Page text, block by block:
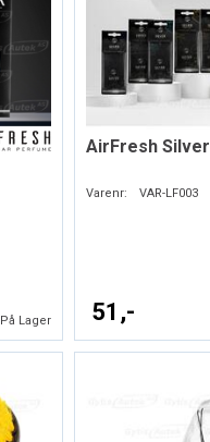
På Lager
AirFresh Silver
Varenr: VAR-LF003
51,-